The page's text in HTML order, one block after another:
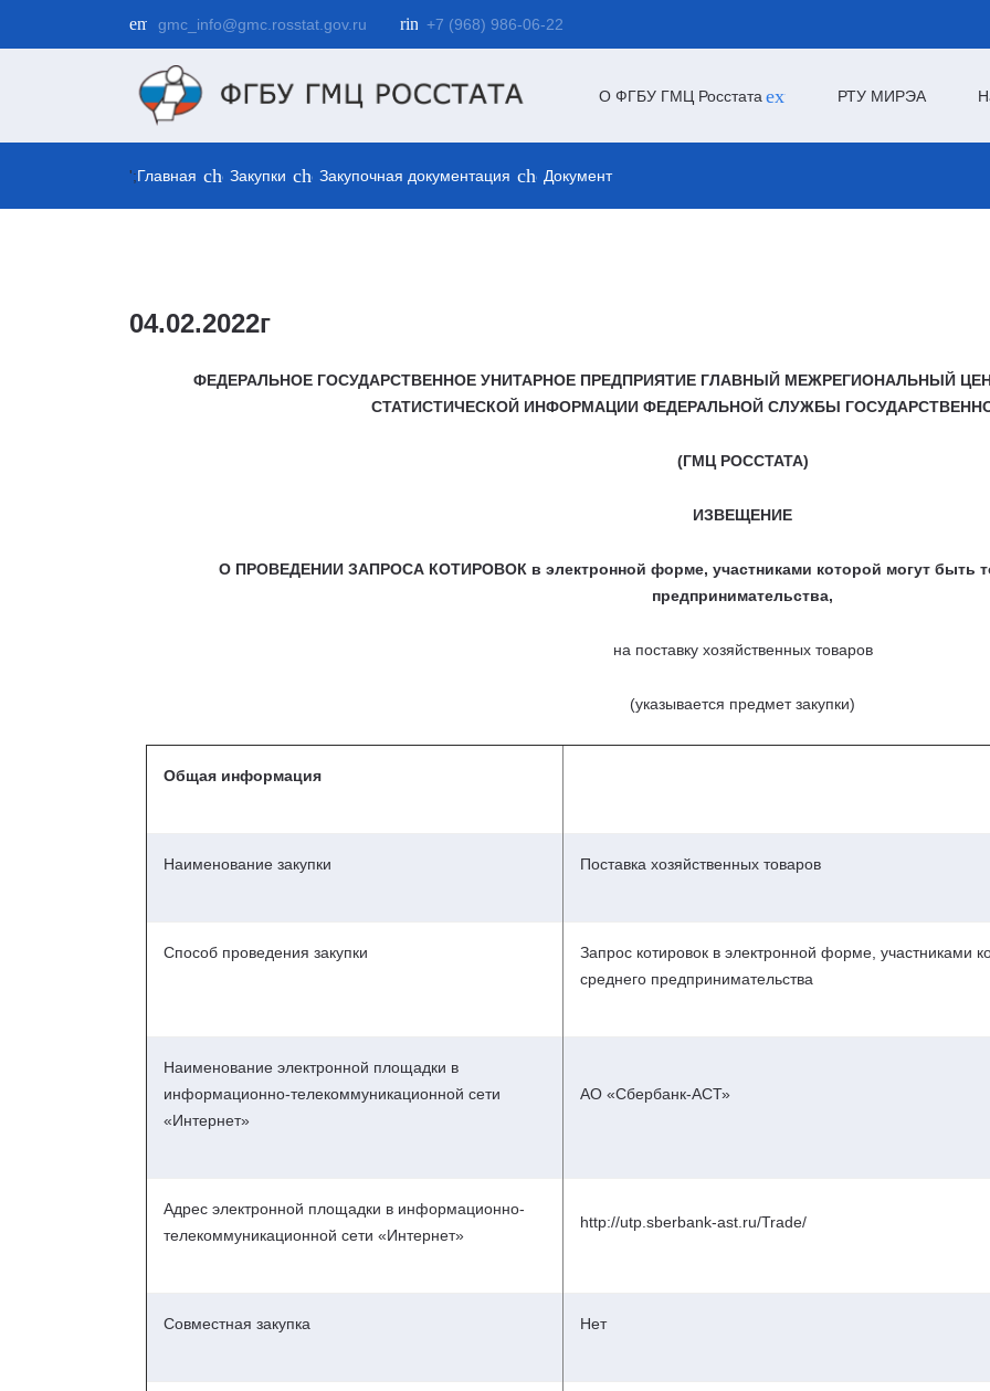
emailgmc_info@gmc.rosstat.gov.ru ring_volume
+7 (968) 986-06-22
О ФГБУ ГМЦ Росстата expand_moreРТУ МИРЭА
';Главная chevron_right
Закупки chevron_right
Закупочная документация chevron_right
Документ
04.02.2022г
ФЕДЕРАЛЬНОЕ ГОСУДАРСТВЕННОЕ УНИТАРНОЕ ПРЕДПРИЯТИЕ ГЛАВНЫЙ МЕЖРЕГИОНАЛЬНЫЙ
СТАТИСТИЧЕСКОЙ ИНФОРМАЦИИ ФЕДЕРАЛЬНОЙ СЛУЖБЫ
(ГМЦ РОССТАТА)
ИЗВЕЩЕНИЕ
О ПРОВЕДЕНИИ ЗАПРОСА КОТИРОВОК в электронной форме, участниками которой могут быть
предпринимательства,
на поставку хозяйственных товаров
(указывается предмет закупки)
Общая информация
Наименование закупки Поставка хозяйственных товаров
Способ проведения закупки
Запрос котировок в электронной форме, участниками
среднего предпринимательства
Наименование электронной площадки в
информационно-телекоммуникационной сети
«Интернет»
АО «Сбербанк-АСТ»
Адрес электронной площадки в информационно-
телекоммуникационной сети «Интернет»
http://utp.sberbank-ast.ru/Trade/
Совместная закупка Нет